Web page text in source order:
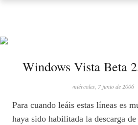
Windows Vista Beta
miércoles, 7 junio de 2006
Para cuando leáis estas líneas es
haya sido habilitada la descarga